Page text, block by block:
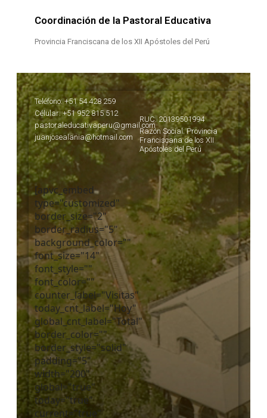
Coordinación de la Pastoral Educativa
Provincia Franciscana de los XII Apóstoles del Perú
Teléfono: +51 54 428 259
Célular: +51 952 815 512
pastoraleducativaperu@gmail.com
juanjosealania@hotmail.com
RUC: 20139501994
Razón Social: Provincia
Franciscana de los XII
Apóstoles del Perú
[apvc_embed
type="customized"
border_size="2"
border_radius="5"
background_color=""
font_size="14"
font_style=""
font_color=""
counter_label="Visitas"
today_cnt_label="Hoy"
global_cnt_label="Total"
border_color=""
border_style="solid"
padding="5"
width="200"
global="true"
today="true"
current="true"